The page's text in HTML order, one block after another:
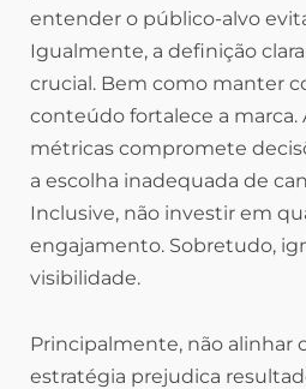
entender o público-alvo
Igualmente, a definição
crucial. Bem como manter
conteúdo fortalece a marca.
métricas compromete
a escolha inadequada de
Inclusive, não investir em
engajamento. Sobretudo,
visibilidade.
Principalmente, não alinhar
estratégia prejudica